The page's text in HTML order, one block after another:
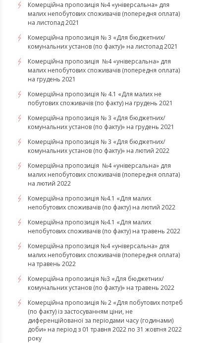
Комерційна пропозиція №4 «універсальна» для
малих непобутових споживачів (попередня оплата)
на листопад 2021
Комерційна пропозиція № 3 «Для бюджетних/
комунальних установ (по факту)» на листопад 2021
Комерційна пропозиція №4 «універсальна» для
малих непобутових споживачів (попередня оплата)
на грудень 2021
Комерційна пропозиція № 4.1 «Для малих не
побутових споживачів (по факту) на грудень 2021
Комерційна пропозиція № 3 «Для бюджетних/
комунальних установ (по факту)» на грудень 2021
​​​​​​Комерційна пропозиція № 3 «Для бюджетних/
комунальних установ (по факту)» на лютий 2022
Комерційна пропозиція №4 «універсальна» для
малих непобутових споживачів (попередня оплата)
на лютий 2022
​​​​​​​Комерційна пропозиція №4.1 «Для малих
непобутових споживачів (по факту) на лютий 2022
Комерційна пропозиція №4.1 «Для малих
непобутових споживачів (по факту) на травень 2022
Комерційна пропозиція №4 «універсальна» для
малих непобутових споживачів (попередня оплата)
на травень 2022
Комерційна пропозиція №3 «Для бюджетних/
комунальних установ (по факту)» на травень 2022
Комерційна пропозиція № 2 «Для побутових потреб
(по факту) із застосуванням ціни, не
диференційованої за періодами часу (годинами)
доби» на період з 01 травня 2022 по 31 жовтня 2022
року